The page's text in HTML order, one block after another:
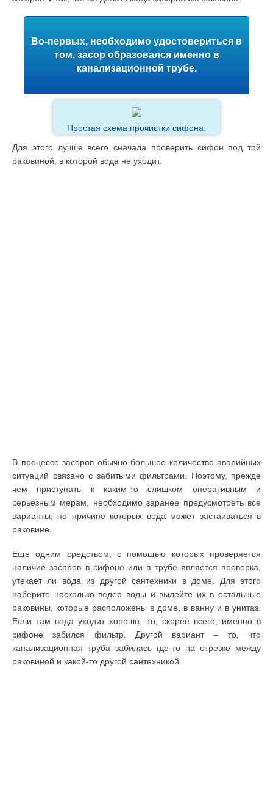
Во-первых, необходимо удостовериться в
том, засор образовался именно в
канализационной трубе.
Простая схема прочистки сифона.
Для этого лучше всего сначала проверить сифон под той
раковиной, в которой вода не уходит.
В процессе засоров обычно большое количество аварийных
ситуаций связано с забитыми фильтрами. Поэтому, прежде
чем приступать к каким-то слишком оперативным и
серьезным мерам, необходимо заранее предусмотреть все
варианты, по причине которых вода может застаиваться в
раковине.
Еще одним средством, с помощью которых проверяется
наличие засоров в сифоне или в трубе является проверка,
утекает ли вода из другой сантехники в доме. Для этого
наберите несколько ведер воды и вылейте их в остальные
раковины, которые расположены в доме, в ванну и в унитаз.
Если там вода уходит хорошо, то, скорее всего, именно в
сифоне забился фильтр. Другой вариант – то, что
канализационная труба забилась где-то на отрезке между
раковиной и какой-то другой сантехникой.